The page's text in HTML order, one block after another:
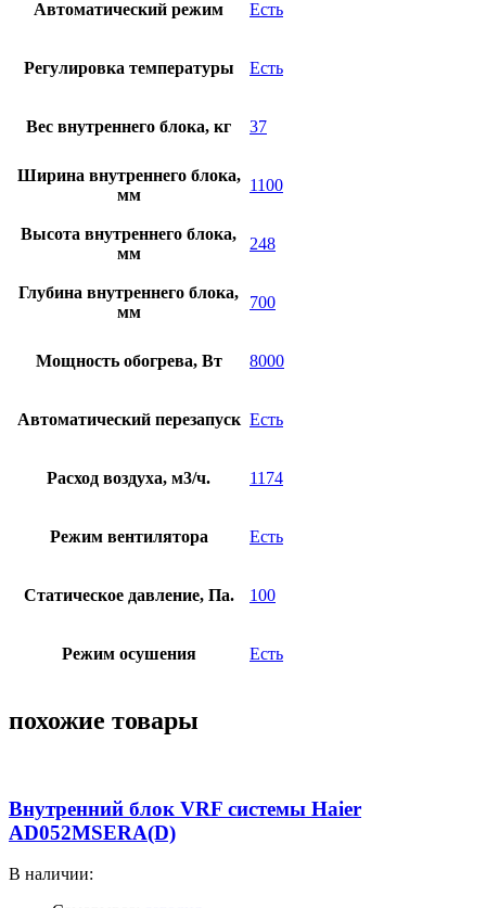
Автоматический режим Есть
Регулировка температуры Есть
Вес внутреннего блока, кг 37
Ширина внутреннего блока,
мм
1100
Высота внутреннего блока,
мм
248
Глубина внутреннего блока,
мм
700
Мощность обогрева, Вт 8000
Автоматический перезапуск Есть
Расход воздуха, м3/ч. 1174
Режим вентилятора Есть
Статическое давление, Па. 100
Режим осушения Есть
похожие товары
Внутренний блок VRF системы Haier
AD052MSERA(D)
В наличии: